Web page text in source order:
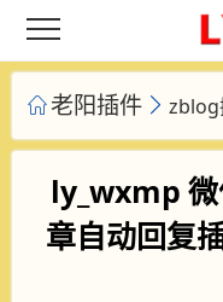
老阳插件 zblog
ly_wxmp
章自动回复